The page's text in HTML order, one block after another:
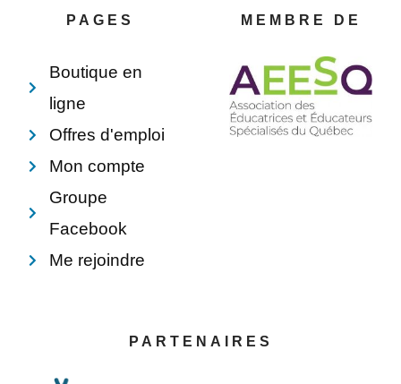
p
e
PAGES
Boutique en
ligne
Offres d'emploi
Mon compte
Groupe
Facebook
Me rejoindre
MEMBRE DE
PARTENAIRES